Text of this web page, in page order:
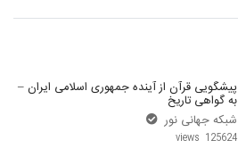
پیشگویی قرآن از آینده جمهوری اسلامی ایران –
به گواهی تاریخ
شبکه جهانی نور
125624 views